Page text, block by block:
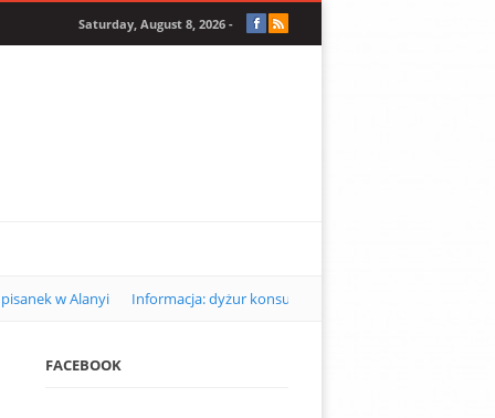
Saturday, August 8, 2026 -
w Alanyi Informacja: dyżur konsularny w Alanyi w kwietniu 2026
FACEBOOK